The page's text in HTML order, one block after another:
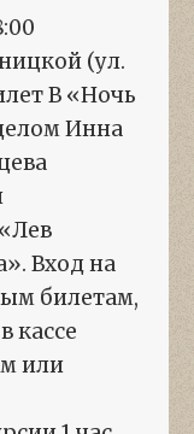
(ул.
В «Ночь
Инна
Вход на
билетам,
кассе
или